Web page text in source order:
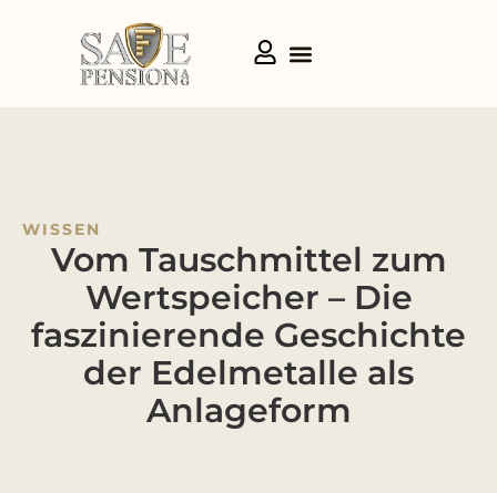
WISSEN
Vom Tauschmittel zum
Wertspeicher – Die
faszinierende Geschichte
der Edelmetalle als
Anlageform